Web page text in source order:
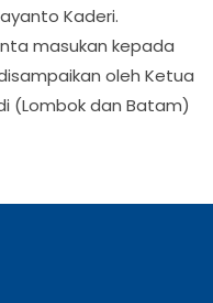
Kaderi.
masukan kepada
oleh Ketua
(Lombok dan Batam)